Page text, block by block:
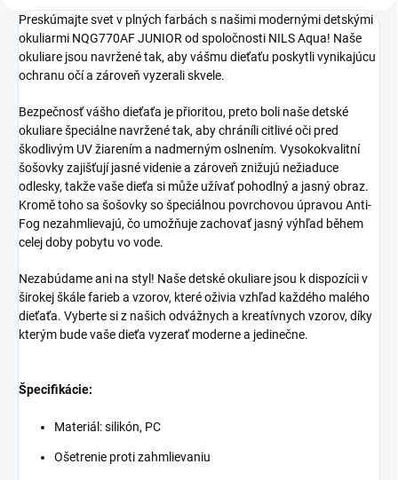
Preskúmajte svet v plných farbách s našimi modernými detskými
okuliarmi NQG770AF JUNIOR od spoločnosti NILS Aqua! Naše
okuliare jsou navržené tak, aby vášmu dieťaťu poskytli vynikajúcu
ochranu očí a zároveň vyzerali skvele.
Bezpečnosť vášho dieťaťa je přioritou, preto boli naše detské
okuliare špeciálne navržené tak, aby chráníli citlivé oči pred
škodlivým UV žiarením a nadmerným oslnením. Vysokokvalitní
šošovky zajišťují jasné videnie a zároveň znižujú nežiaduce
odlesky, takže vaše dieťa si může užívať pohodlný a jasný obraz.
Kromě toho sa šošovky so špeciálnou povrchovou úpravou Anti-
Fog nezahmlievajú, čo umožňuje zachovať jasný výhľad během
celej doby pobytu vo vode.
Nezabúdame ani na styl! Naše detské okuliare jsou k dispozícii v
širokej škále farieb a vzorov, které oživia vzhľad každého malého
dieťaťa. Vyberte si z našich odvážnych a kreatívnych vzorov, díky
kterým bude vaše dieťa vyzerať moderne a jedinečne.
Špecifikácie:
Materiál: silikón, PC
Ošetrenie proti zahmlievaniu